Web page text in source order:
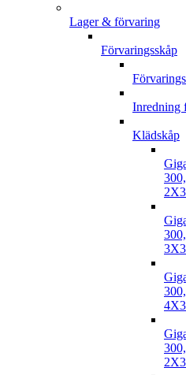
Lager & förvaring
Förvaringsskåp
Inredning
Klädskåp